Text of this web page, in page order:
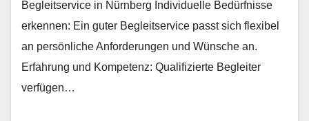
Begleitservice in Nürnberg Individuelle Bedürfnisse
erkennen: Ein guter Begleitservice passt sich flexibel
an persönliche Anforderungen und Wünsche an.
Erfahrung und Kompetenz: Qualifizierte Begleiter
verfügen…